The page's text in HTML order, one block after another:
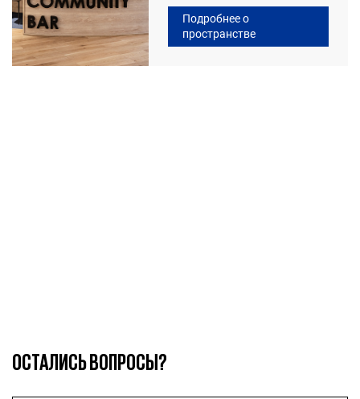
Подробнее о
пространстве
ОСТАЛИСЬ ВОПРОСЫ?